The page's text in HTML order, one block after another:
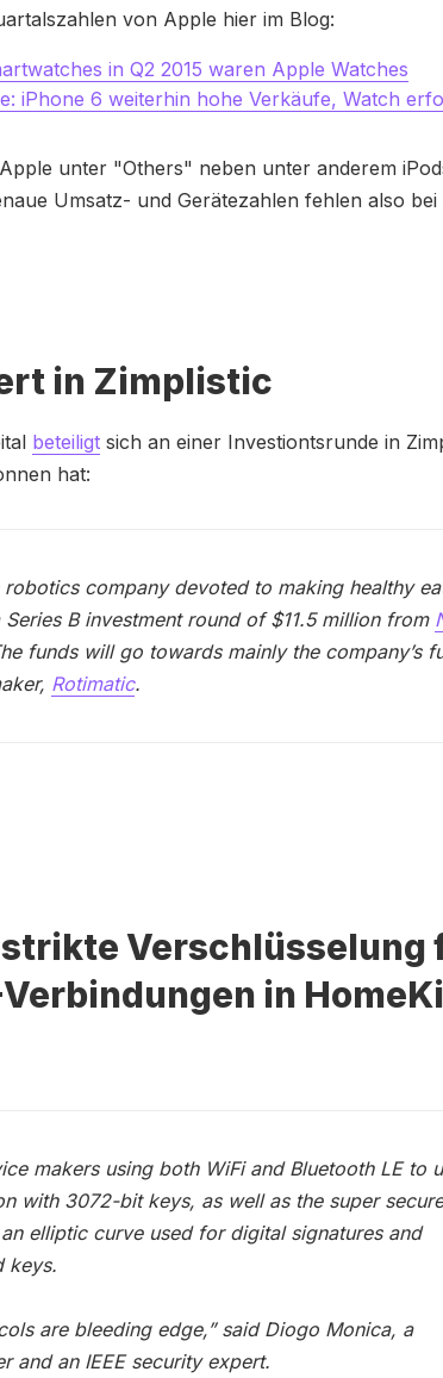
von Apple hier im Blog:
in Q2 2015 waren Apple Watches
iPhone 6 weiterhin hohe Verkäufe, Watch
unter "Others" neben unter anderem
Umsatz- und Gerätezahlen fehlen also bei
in Zimplistic
beteiligt sich an einer Investiontsrunde in
hat:
company devoted to making healthy
B investment round of $11.5 million from
funds will go towards mainly the company’s
Rotimatic.
Verschlüsselung
in
makers using both WiFi and Bluetooth LE to
with 3072-bit keys, as well as the super
elliptic curve used for digital signatures and
keys.
are bleeding edge,” said Diogo Monica, a
and an IEEE security expert.